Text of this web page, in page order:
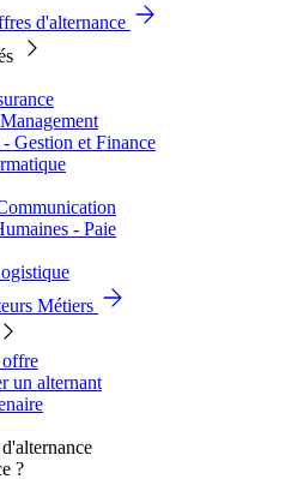
d'alternance
Gestion et Finance
- Paie
Métiers
offre
un alternant
?